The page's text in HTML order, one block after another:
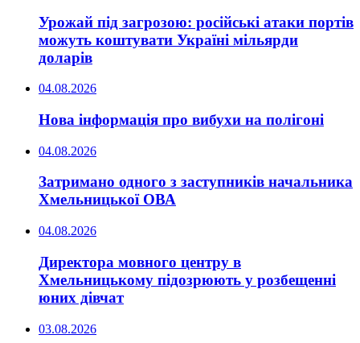
Урожай під загрозою: російські атаки портів
можуть коштувати Україні мільярди
доларів
04.08.2026
Нова інформація про вибухи на полігоні
04.08.2026
Затримано одного з заступників начальника
Хмельницької ОВА
04.08.2026
Директора мовного центру в
Хмельницькому підозрюють у розбещенні
юних дівчат
03.08.2026